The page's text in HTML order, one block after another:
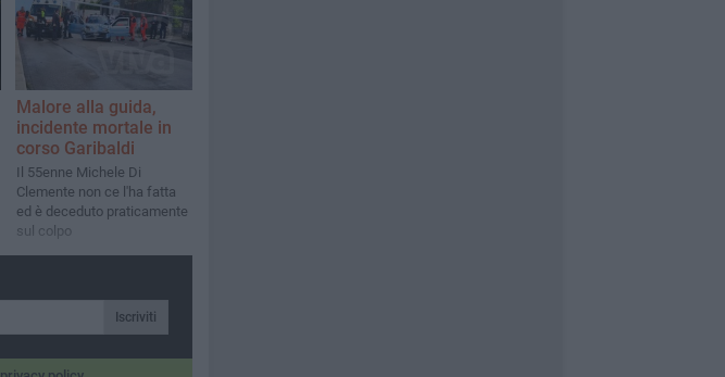
Malore alla guida,
incidente mortale in
corso Garibaldi
Il 55enne Michele Di
Clemente non ce l'ha fatta
ed è deceduto praticamente
sul colpo
Iscriviti